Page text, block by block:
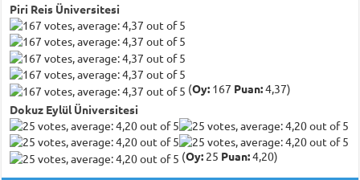
Piri Reis Üniversitesi
(Oy: 167 Puan:4,37)
Dokuz Eylül Üniversitesi
(Oy: 25 Puan:4,20)